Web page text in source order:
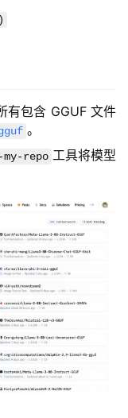
有包含 GGUF 文件
。
repo 工具将模型